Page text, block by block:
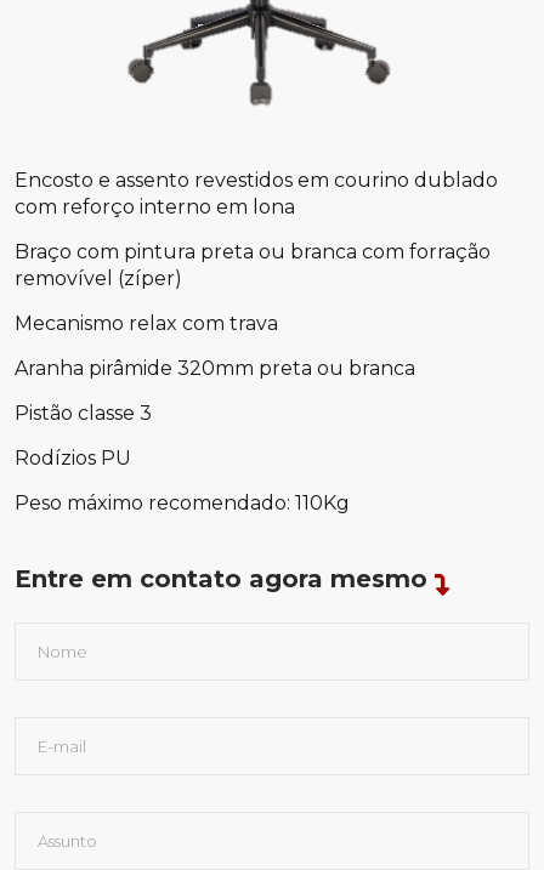
Encosto e assento revestidos em courino dublado
com reforço interno em lona
Braço com pintura preta ou branca com forração
removível (zíper)
Mecanismo relax com trava
Aranha pirâmide 320mm preta ou branca
Pistão classe 3
Rodízios PU
Peso máximo recomendado: 110Kg
Entre em contato agora mesmo